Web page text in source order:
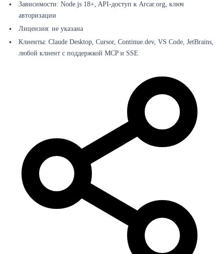
Зависимости: Node.js 18+, API-доступ к Arcar.org, ключ
авторизации
Лицензия: не указана
Клиенты: Claude Desktop, Cursor, Continue.dev, VS Code, JetBrains,
любой клиент с поддержкой MCP и SSE